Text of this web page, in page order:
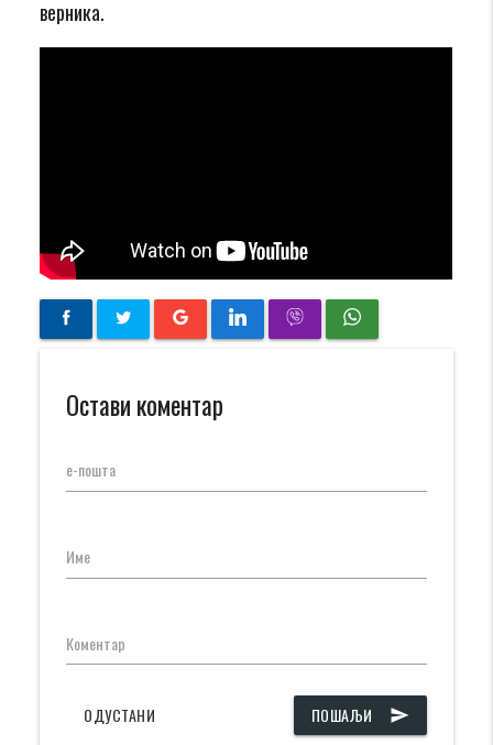
верника.
Остави коментар
е-пошта
Име
Коментар
ПОШАЉИ send
ОДУСТАНИ